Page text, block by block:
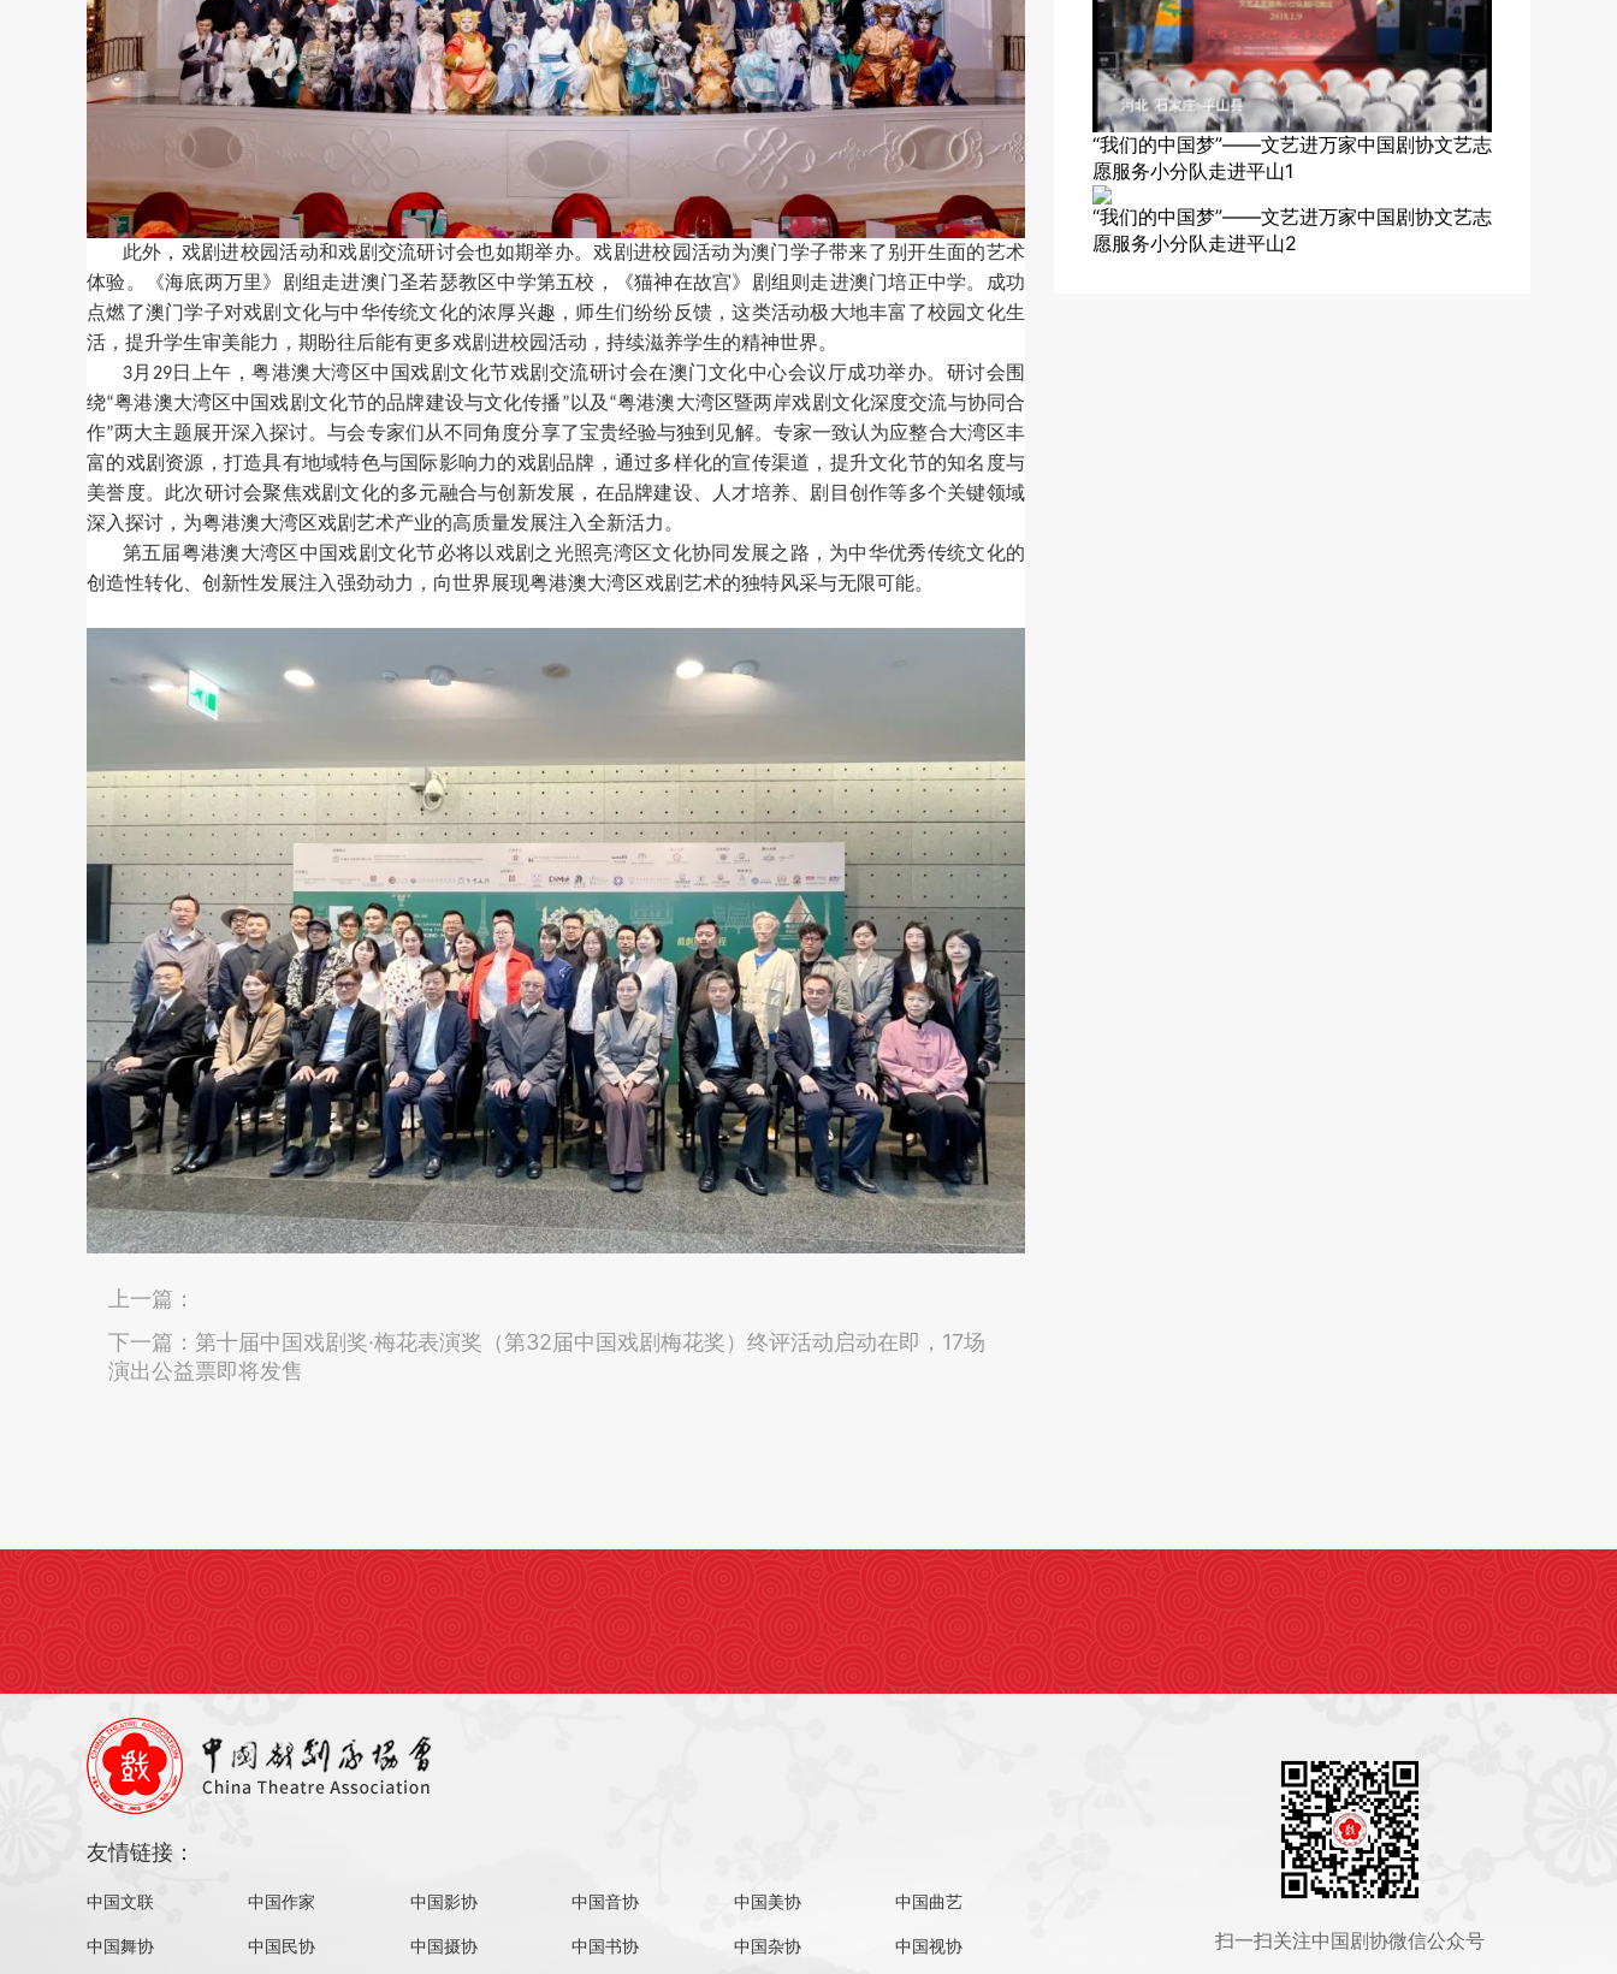
此外，戏剧进校园活动和戏剧交流研讨会也如期举办。戏剧进校园活动为澳门学子带来了别开生面的艺术
体验。《海底两万里》剧组走进澳门圣若瑟教区中学第五校，《猫神在故宫》剧组则走进澳门培正中学。成功
点燃了澳门学子对戏剧文化与中华传统文化的浓厚兴趣，师生们纷纷反馈，这类活动极大地丰富了校园文化生
活，提升学生审美能力，期盼往后能有更多戏剧进校园活动，持续滋养学生的精神世界。
3月 29日上午，粤港澳大湾区中国戏剧文化节戏剧交流研讨会在澳门文化中心会议厅成功举办。研讨会围
绕“粤港澳大湾区中国戏剧文化节的品牌建设与文化传播” 以及 “粤港澳大湾区暨两岸戏剧文化深度交流与协同合
作”两大主题展开深入探讨。与会专家们从不同角度分享了宝贵经验与独到见解。专家一致认为应整合大湾区丰
富的戏剧资源，打造具有地域特色与国际影响力的戏剧品牌，通过多样化的宣传渠道，提升文化节的知名度与
美誉度。此次研讨会聚焦戏剧文化的多元融合与创新发展，在品牌建设、人才培养、剧目创作等多个关键领域
深入探讨，为粤港澳大湾区戏剧艺术产业的高质量发展注入全新活力。
第五届粤港澳大湾区中国戏剧文化节必将以戏剧之光照亮湾区文化协同发展之路，为中华优秀传统文化的
创造性转化、创新性发展注入强劲动力，向世界展现粤港澳大湾区戏剧艺术的独特风采与无限可能。
上一篇：
下一篇： 第十届中国戏剧奖·梅花表演奖（第32届中国戏剧梅花奖）终评活动启动在即，17场
演出公益票即将发售
“我们的中国梦”——文艺进万家中国剧协文艺志
愿服务小分队走进平山1
“我们的中国梦”——文艺进万家中国剧协文艺志
愿服务小分队走进平山2
友情链接：
中国文联 中国作家 中国影协 中国音协 中国美协 中国曲艺
中国舞协 中国民协 中国摄协 中国书协 中国杂协 中国视协 扫一扫关注中国剧协微信公众号